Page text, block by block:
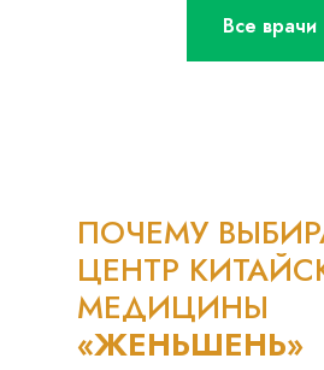
Все врачи
ПОЧЕМУ
ЦЕНТР
МЕДИЦИНЫ
«ЖЕНЬШЕНЬ»